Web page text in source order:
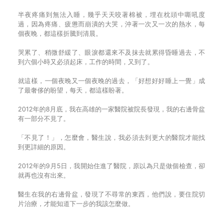
半夜疼痛到無法入睡，幾乎天天咬著棉被，埋在枕頭中嘶吼度
過，因為疼痛、疲憊而崩潰的大哭，沖著一次又一次的熱水，每
個夜晚，都這樣折騰到清晨。
哭累了、稍微舒緩了、眼淚都還來不及抹去就累得昏睡過去，不
到六個小時又必須起床，工作的時間，又到了。
就這樣，一個夜晚又一個夜晚的過去，「好想好好睡上一覺」成
了最奢侈的盼望，每天，都這樣盼著。
2012年的8月底，我在高雄的一家醫院被院長發現，我的右邊骨盆
有一部分不見了。
「不見了！」，怎麼會，醫生說，我必須去到更大的醫院才能找
到更詳細的原因。
2012年的9月5日，我開始住進了醫院，原以為只是做個檢查，卻
就再也沒有出來。
醫生在我的右邊骨盆，發現了不尋常的東西，他們說，要住院切
片治療，才能知道下一步的我該怎麼做。